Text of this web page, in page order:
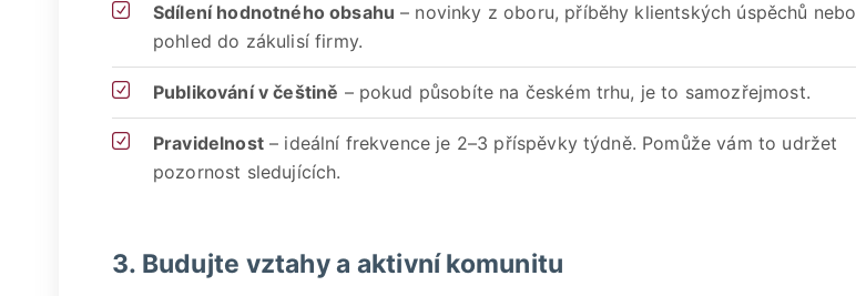
Sdílení hodnotného obsahu – novinky z oboru, příběhy klientských úspěchů nebo
pohled do zákulisí firmy.
Publikování v češtině – pokud působíte na českém trhu, je to samozřejmost.
Pravidelnost– ideální frekvence je 2–3 příspěvky týdně. Pomůže vám to udržet
pozornost sledujících.
3. Budujte vztahy a aktivní komunitu